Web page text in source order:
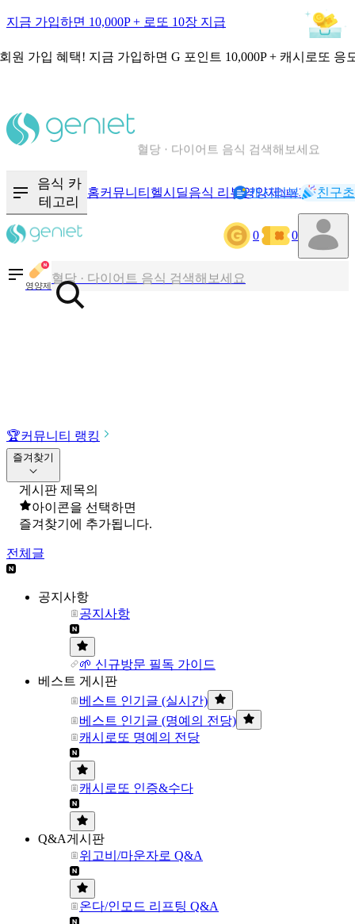
지금 가입하면 10,000P + 로또 10장 지급
원 가입 혜택! 지금 가입하면 G 포인트 10,000P + 캐시로또 응
혈당 · 다이어트 음식 검색해보세요
음식 카
테고리
홈커뮤니티 헬시딜음식 리뷰영양제NEW기록
캐시리뷰 친구
0 0
영양제
칼로리와 영양성분을 검색해보세요
혈당 · 다이어트 음식 검색해보세요
음식 · 영양제 리뷰를 찾아보세요
🏆커뮤니티 랭킹
즐겨찾기
게시판 제목의
아이콘을 선택하면
즐겨찾기에 추가됩니다.
전체글
공지사항
공지사항
🌱 신규방문 필독 가이드
베스트 게시판
베스트 인기글 (실시간)
베스트 인기글 (명예의 전당)
캐시로또 명예의 전당
캐시로또 인증&수다
Q&A게시판
위고비/마운자로 Q&A
온다/인모드 리프팅 Q&A